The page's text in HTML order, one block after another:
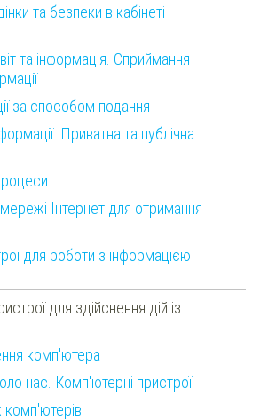
та безпеки в кабінеті
та інформація. Сприймання
за способом подання
Приватна та публічна
Інтернет для отримання
для роботи з інформацією
для здійснення дій із
комп'ютера
нас. Комп'ютерні пристрої
комп'ютерів